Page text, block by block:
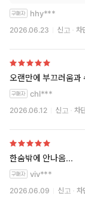
하고 있어 더욱 사실
『자기 개발의 정
서 유머러스한 ‘웃
선염 치료를 받는
돌아와 혼자 전립선
에 대한 정보를 찾
있는 자위 프레젠테
줄 아는 사람이 된
천진한 모습까지. 마
앞에 펼쳐지는 사건
hhy***
2026.06.23 신고 차
오랜만에 부끄러움
chl***
2026.06.12 신고 차
한숨밖에 안나옴...
viv***
2026.06.09 신고 차